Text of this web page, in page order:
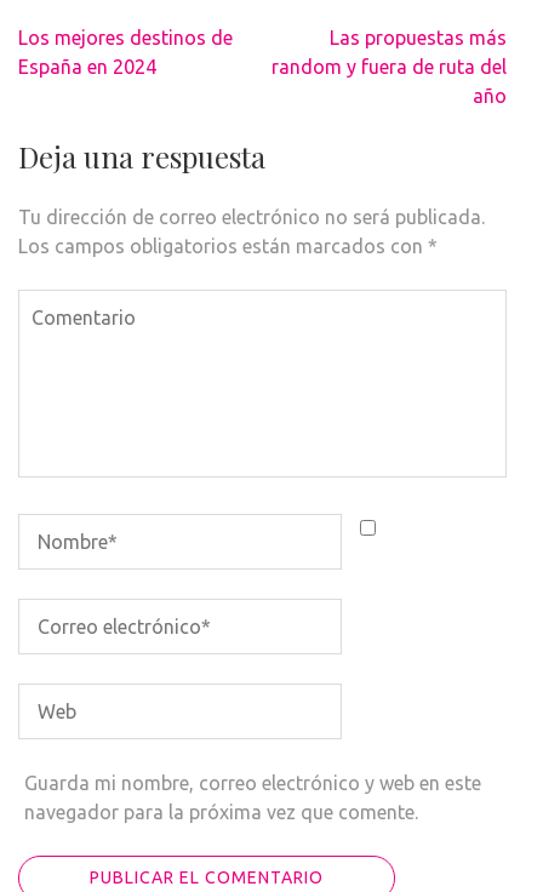
Navegación
de
Los mejores destinos de
España en 2024
Las propuestas más
random y fuera de ruta del
año
Deja una respuesta
Tu dirección de correo electrónico no será publicada.
Los campos obligatorios están marcados con *
Guarda mi nombre, correo electrónico y web en este
navegador para la próxima vez que comente.